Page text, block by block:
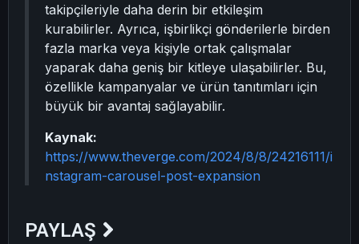
takipçileriyle daha derin bir etkileşim
kurabilirler. Ayrıca, işbirlikçi gönderilerle birden
fazla marka veya kişiyle ortak çalışmalar
yaparak daha geniş bir kitleye ulaşabilirler. Bu,
özellikle kampanyalar ve ürün tanıtımları için
büyük bir avantaj sağlayabilir.
Kaynak:
https://www.theverge.com/2024/8/8/24216111/i
nstagram-carousel-post-expansion
PAYLAŞ